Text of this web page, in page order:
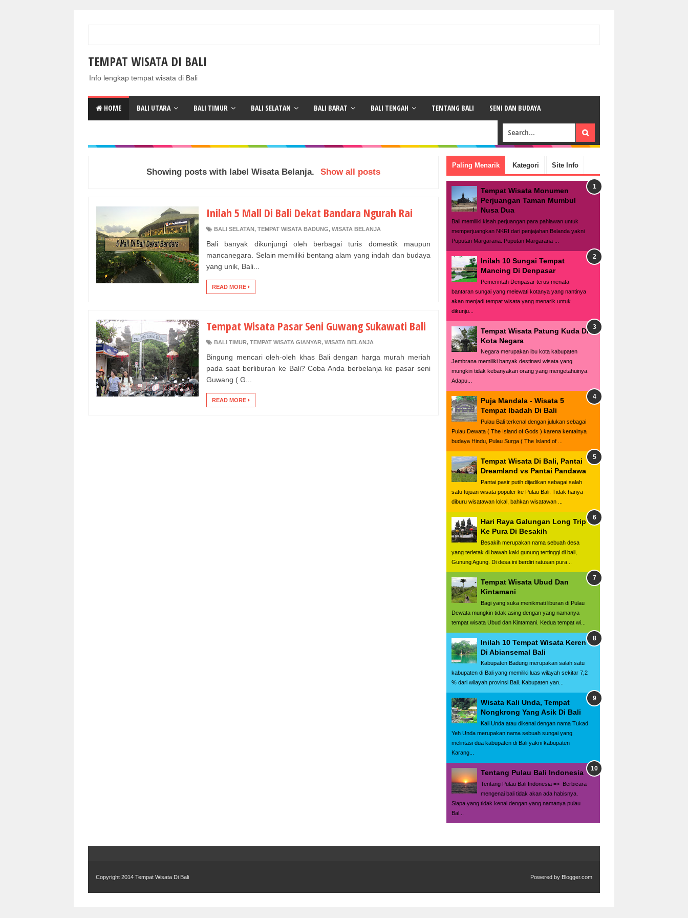
TEMPAT WISATA DI BALI
Info lengkap tempat wisata di Bali
HOME BALI UTARA BALI TIMUR BALI SELATAN BALI BARAT BALI TENGAH TENTANG BALI SENI DAN BUDAYA
Showing posts with labelWisata Belanja. Show all posts
Inilah 5 Mall Di Bali Dekat Bandara Ngurah Rai
BALI SELATAN, TEMPAT WISATA BADUNG, WISATA BELANJA
Bali banyak dikunjungi oleh berbagai turis domestik maupun
mancanegara. Selain memiliki bentang alam yang indah dan budaya
yang unik, Bali...
READ MORE
Tempat Wisata Pasar Seni Guwang Sukawati Bali
BALI TIMUR, TEMPAT WISATA GIANYAR, WISATA BELANJA
Bingung mencari oleh-oleh khas Bali dengan harga murah meriah
pada saat berliburan ke Bali? Coba Anda berbelanja ke pasar seni
Guwang ( G...
READ MORE
Paling Menarik Kategori Site Info
Tempat Wisata Monumen
Perjuangan Taman Mumbul
Nusa Dua
Bali memiliki kisah perjuangan para pahlawan untuk
memperjuangkan NKRI dari penjajahan Belanda yakni
Puputan Margarana. Puputan Margarana ...
Inilah 10 Sungai Tempat
Mancing Di Denpasar
Pemerintah Denpasar terus menata
bantaran sungai yang melewati kotanya yang nantinya
akan menjadi tempat wisata yang menarik untuk
dikunju...
Tempat Wisata Patung Kuda Di
Kota Negara
Negara merupakan ibu kota kabupaten
Jembrana memiliki banyak destinasi wisata yang
mungkin tidak kebanyakan orang yang mengetahuinya.
Adapu...
Puja Mandala - Wisata 5
Tempat Ibadah Di Bali
Pulau Bali terkenal dengan julukan sebagai
Pulau Dewata ( The Island of Gods ) karena kentalnya
budaya Hindu, Pulau Surga ( The Island of ...
Tempat Wisata Di Bali, Pantai
Dreamland vs Pantai Pandawa
Pantai pasir putih dijadikan sebagai salah
satu tujuan wisata populer ke Pulau Bali. Tidak hanya
diburu wisatawan lokal, bahkan wisatawan ...
Hari Raya Galungan Long Trip
Ke Pura Di Besakih
Besakih merupakan nama sebuah desa
yang terletak di bawah kaki gunung tertinggi di bali,
Gunung Agung. Di desa ini berdiri ratusan pura...
Tempat Wisata Ubud Dan
Kintamani
Bagi yang suka menikmati liburan di Pulau
Dewata mungkin tidak asing dengan yang namanya
tempat wisata Ubud dan Kintamani. Kedua tempat wi...
Inilah 10 Tempat Wisata Keren
Di Abiansemal Bali
Kabupaten Badung merupakan salah satu
kabupaten di Bali yang memiliki luas wilayah sekitar 7,2
% dari wilayah provinsi Bali. Kabupaten yan...
Wisata Kali Unda, Tempat
Nongkrong Yang Asik Di Bali
Kali Unda atau dikenal dengan nama Tukad
Yeh Unda merupakan nama sebuah sungai yang
melintasi dua kabupaten di Bali yakni kabupaten
Karang...
Tentang Pulau Bali Indonesia
Tentang Pulau Bali Indonesia => Berbicara
mengenai bali tidak akan ada habisnya.
Siapa yang tidak kenal dengan yang namanya pulau
Bal...
Copyright 2014 Tempat Wisata Di Bali Powered by Blogger.com